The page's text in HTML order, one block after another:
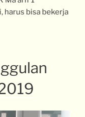
harus bisa bekerja